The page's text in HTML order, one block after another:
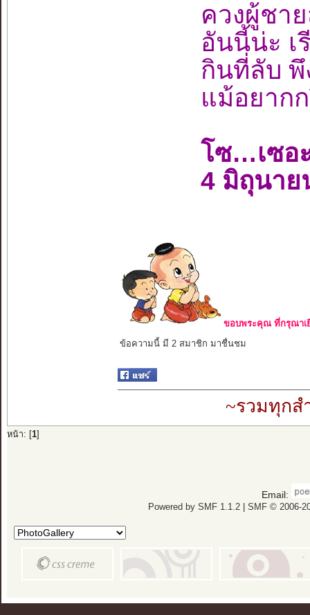
ควงผู้ชา
อันนี้น่ะ เ
กินที่ลับ พึ
แม้อยาก
โซ…เซอ
4 มิถุนาย
ขอบพระคุณ ที่กรุณาเ
ข้อความนี้ มี 2 สมาชิก มาชื่นชม
~รวมทุกส
หน้า: [ 1]
Email:
Powered by SMF 1.1.2| SMF © 2006-